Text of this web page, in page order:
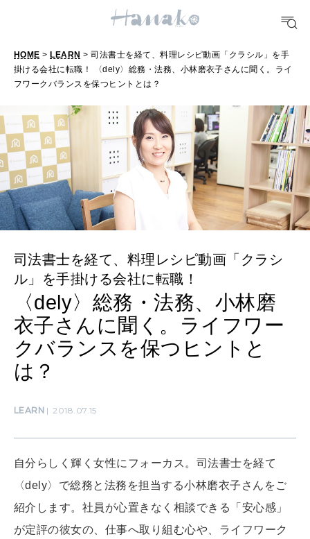
どこ行く？
FORTUNE
明日のわたし
[12星座別] Weekly Holoscope
[12星座別] Monthly Love Holoscope
女神まり愛のタロットメッセージ
算命学がわかる今月のあなた
HEALTH
自分にやさしく
LEARN
知る、考える
MAMA
ママもいろいろ
CULTURE
WORK&MONEY
HOME > LEARN > 司法書士を経て、料理レシピ動画「クラシル」を手
掛ける会社に転職！ 〈dely〉総務・法務、小林磨衣子さんに聞く。ライ
フワークバランスを保つヒントとは？
司法書士を経て、料理レシピ動画「クラシ
ル」を手掛ける会社に転職！
〈dely〉総務・法務、小林磨
衣子さんに聞く。ライフワー
クバランスを保つヒントと
は？
LEARN 2018.07.15
自分らしく輝く女性にフォーカス。司法書士を経て
〈dely〉で総務と法務を担当する小林磨衣子さんをご
紹介します。社員が心置きなく相談できる「安心感」
が定評の彼女の、仕事へ取り組む心や、ライフワーク